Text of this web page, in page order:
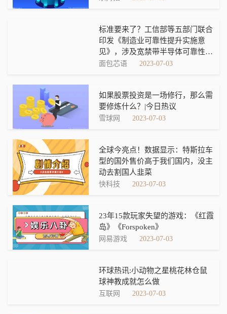
标准要来了？工信部等五部门联合
印发《制造业可靠性提升实施意
见》，涉及宽禁带半导体可靠性建
设及验证测试工作推进
面包芯语 2023-07-03
如果股票投资是一场修行，那么需
要修炼什么？|今日热议
雪球网 2023-07-03
全球今亮点！数据显示：特斯拉车
型的国外售价高于我们国内，没主
动去割国人韭菜
快科技 2023-07-03
23年15款玩家失望的游戏：《红霞
岛》《Forspoken》
网易游戏 2023-07-03
环球热讯:小动物之星桃花林仓鼠
球神教成就怎么做
互联网 2023-07-03